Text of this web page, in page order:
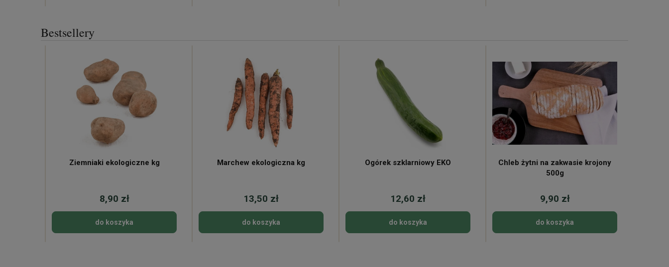
Bestsellery
Ziemniaki ekologiczne kg
8,90 zł
do koszyka
Marchew ekologiczna kg
13,50 zł
do koszyka
Ogórek szklarniowy EKO
12,60 zł
do koszyka
Chleb żytni na zakwasie krojony
500g
9,90 zł
do koszyka